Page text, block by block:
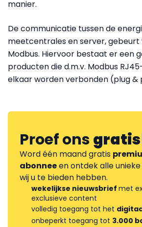
manier.
De communicatie tussen de
meetcentrales en server,
Modbus. Hiervoor bestaat er een
producten die d.m.v. Modbus
elkaar worden verbonden (plug &
Proef onsgratis
Word één maand gratis
abonneeen ontdek alle
wij u te bieden hebben.
wekelijkse nieuwsbrief met
exclusieve content
volledig toegang tot het
onbeperkt toegang tot 3.000